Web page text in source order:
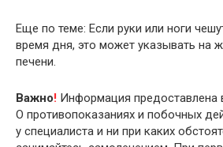
Еще по теме: Если руки или ноги
время дня, это может указывать на
печени.
Важно! Информация предоставлена
О противопоказаниях и побочных
у специалиста и ни при каких